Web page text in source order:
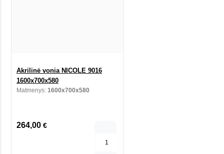
Akrilinė vonia NICOLE 9016
1600x700x580
Matmenys: 1600x700x580
264,00 €